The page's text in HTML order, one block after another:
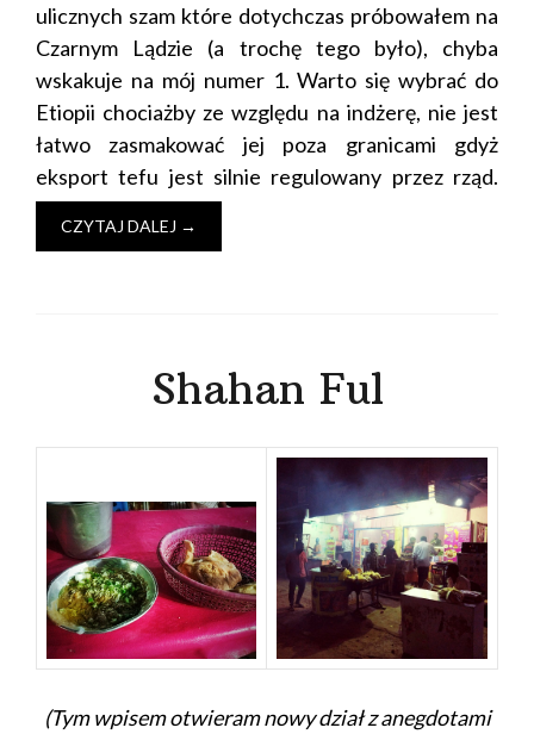
ulicznych szam które dotychczas próbowałem na
Czarnym Lądzie (a trochę tego było), chyba
wskakuje na mój numer 1. Warto się wybrać do
Etiopii chociażby ze względu na indżerę, nie jest
łatwo zasmakować jej poza granicami gdyż
eksport tefu jest silnie regulowany przez rząd.
CZYTAJ DALEJ →
Shahan Ful
(Tym wpisem otwieram nowy dział z anegdotami